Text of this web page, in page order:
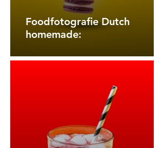
Foodfotografie Dutch
homemade: